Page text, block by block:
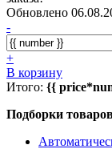
Обновлено
-
+
В корзину
Итого: {{
Подборки